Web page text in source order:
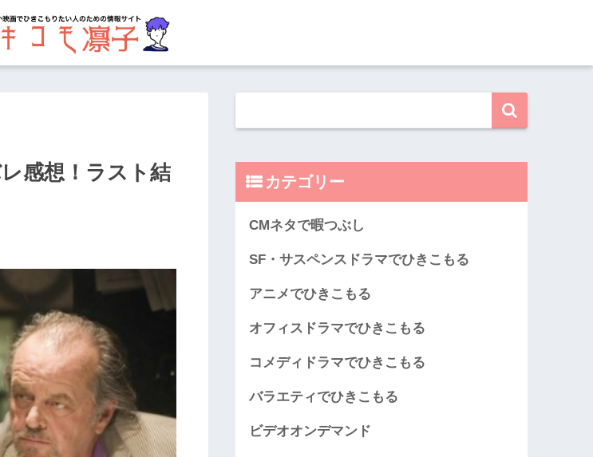
感想！ラスト結
カテゴリー
CMネタで暇つぶし
SF・サスペンスドラマでひきこもる
アニメでひきこもる
オフィスドラマでひきこもる
コメディドラマでひきこもる
バラエティでひきこもる
ビデオオンデマンド